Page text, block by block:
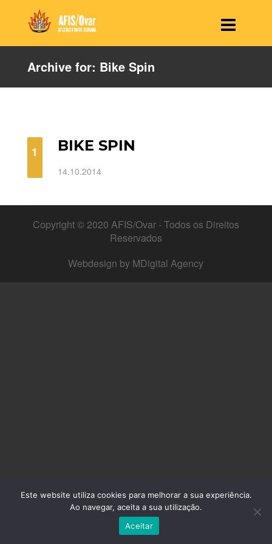
Archive for: Bike Spin
1 BIKE SPIN
14.10.2014
Copyright © 2020 AFIS/Ovar - Todos os Direitos
Reservados
Webdesign by MDigital Agency
Este website utiliza cookies para melhorar a sua experiência.
Ao navegar, aceita a sua utilização.
Aceitar